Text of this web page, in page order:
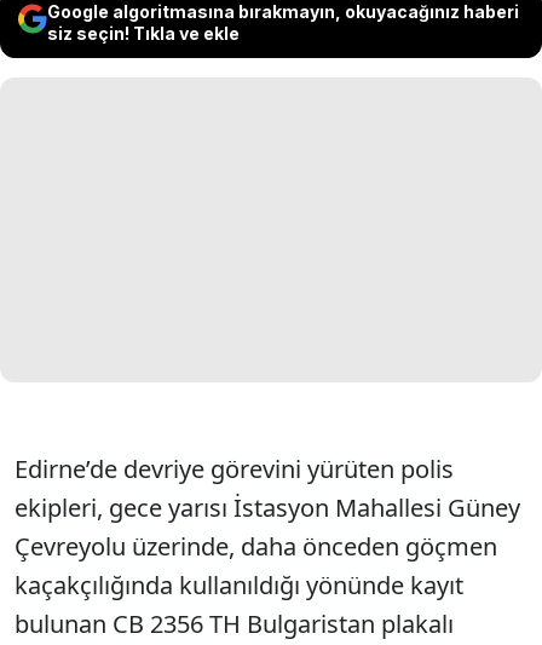
Google algoritmasına bırakmayın, okuyacağınız haberi
siz seçin! Tıkla ve ekle
Edirne’de devriye görevini yürüten polis
ekipleri, gece yarısı İstasyon Mahallesi Güney
Çevreyolu üzerinde, daha önceden göçmen
kaçakçılığında kullanıldığı yönünde kayıt
bulunan CB 2356 TH Bulgaristan plakalı